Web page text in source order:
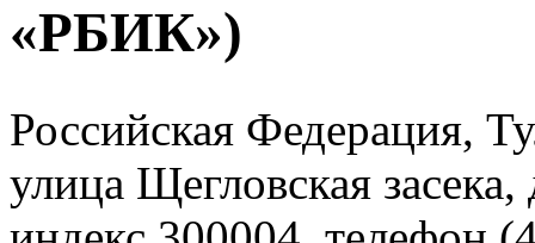
«РБИК»)
Российская Федерация,
улица Щегловская